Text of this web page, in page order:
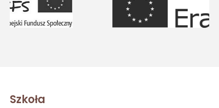
Szkoła